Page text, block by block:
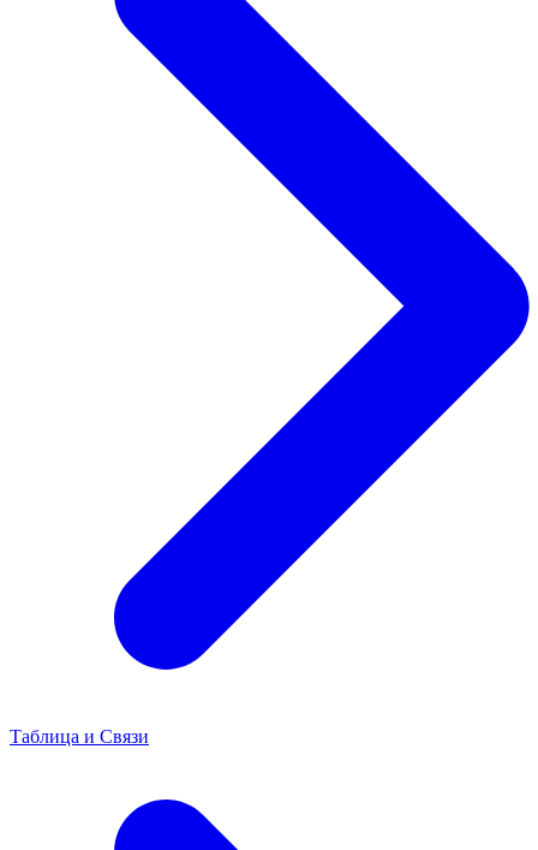
Таблица и Связи